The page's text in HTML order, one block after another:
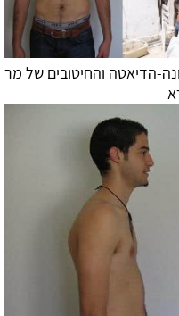
הדיאטה והחיטובים של מר